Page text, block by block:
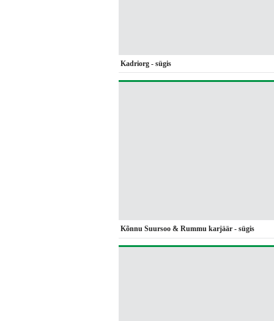
Kadriorg - sügis
Kõnnu Suursoo & Rummu karjäär - sügis